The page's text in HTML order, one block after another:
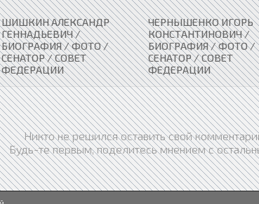
ШИШКИН АЛЕКСАНДР
ГЕННАДЬЕВИЧ /
БИОГРАФИЯ / ФОТО /
СЕНАТОР / СОВЕТ
ФЕДЕРАЦИИ
ЧЕРНЫШЕНКО ИГОРЬ
КОНСТАНТИНОВИЧ /
БИОГРАФИЯ / ФОТО /
СЕНАТОР / СОВЕТ
ФЕДЕРАЦИИ
Никто не решился оставить свой
Будь-те первым, поделитесь мнением с